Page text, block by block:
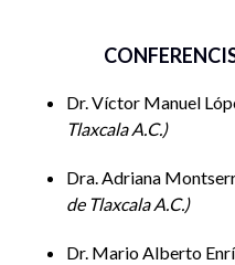
Dr. Víctor Manuel
Tlaxcala A.C.
Dra. Adriana
de Tlaxcala A.C.
Dr. Mario Alberto